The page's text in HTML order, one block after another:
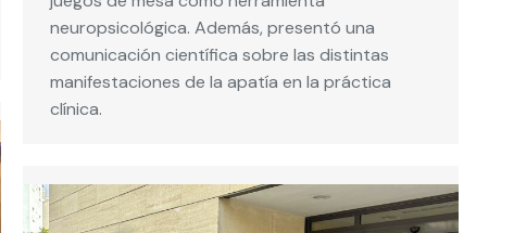
neuropsicológica. Además, presentó una
comunicación científica sobre las distintas
manifestaciones de la apatía en la práctica
clínica.